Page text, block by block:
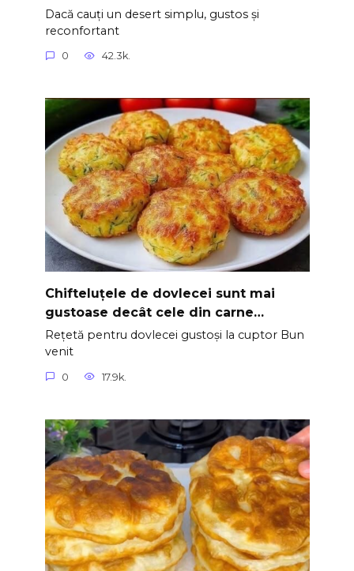
Dacă cauți un desert simplu, gustos și
reconfortant
0 42.3k.
Chifteluțele de dovlecei sunt mai
gustoase decât cele din carne…
Rețetă pentru dovlecei gustoși la cuptor Bun
venit
0 17.9k.